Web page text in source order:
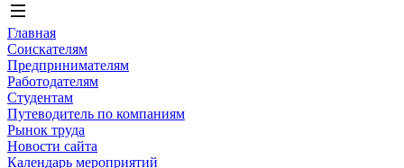
Главная
Соискателям
Предпринимателям
Работодателям
Студентам
Путеводитель по компаниям
Рынок труда
Новости сайта
Календарь мероприятий